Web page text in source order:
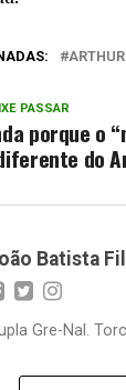
ARTHUR
PASSAR
porque o
do
Batista
Gre-Nal.